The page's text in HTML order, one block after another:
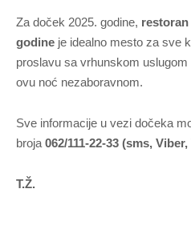
Za doček 2025. godine, restoran
godine je idealno mesto za sve
proslavu sa vrhunskom
ovu noć nezaboravnom.
Sve informacije u vezi dočeka
broja 062/111-22-33 (sms,
T.Ž.